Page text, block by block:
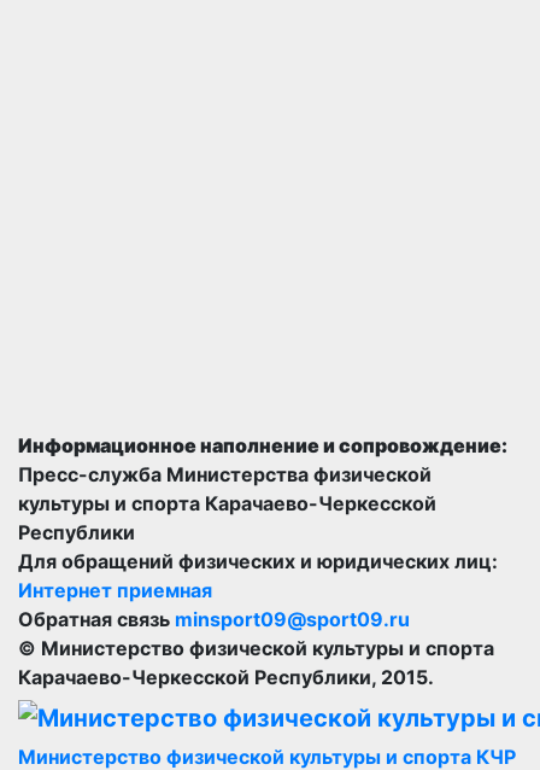
Информационное наполнение и сопровождение:
Пресс-служба Министерства физической
культуры и спорта Карачаево-Черкесской
Республики
Для обращений физических и юридических лиц:
Интернет приемная
Обратная связь minsport09@sport09.ru
© Министерство физической культуры и спорта
Карачаево-Черкесской Республики, 2015.
Министерство физической культуры и спорта КЧР